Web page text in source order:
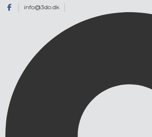
info@3do.dk